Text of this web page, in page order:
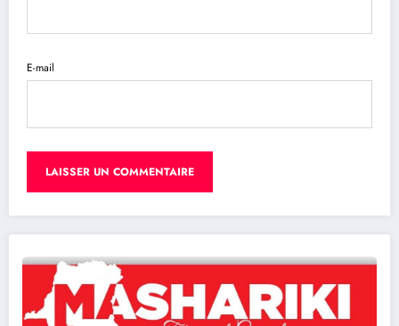
E-mail